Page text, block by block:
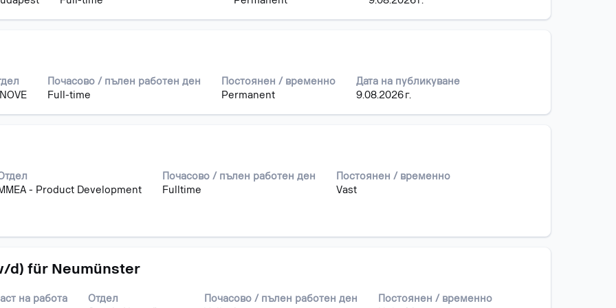
Почасово / пълен работен ден
Full-time
Постоянен / временно
Permanent
Дата на публикуване
9.08.2026 г.
- Product Development
Почасово / пълен работен ден
Fulltime
Постоянен / временно
Vast
d) für Neumünster
на работа
Отдел
Почасово / пълен работен ден
Постоянен / временно